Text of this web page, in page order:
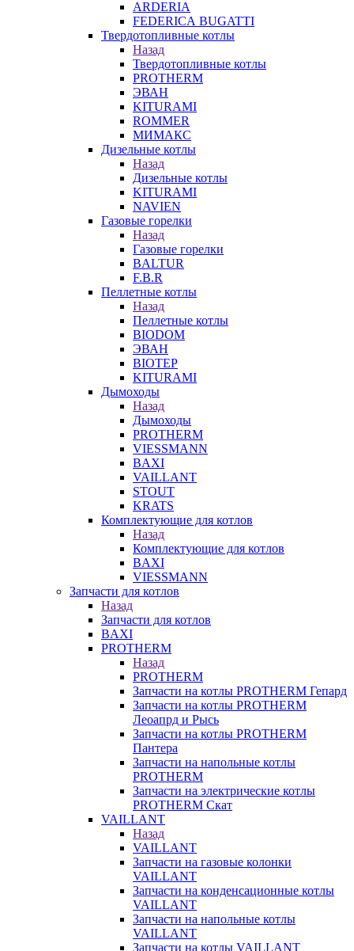
ARDERIA
FEDERICА BUGATTI
Твердотопливные котлы
Назад
Твердотопливные котлы
PROTHERM
ЭВАН
KITURAMI
ROMMER
МИМАКС
Дизельные котлы
Назад
Дизельные котлы
KITURAMI
NAVIEN
Газовые горелки
Назад
Газовые горелки
BALTUR
F.B.R
Пеллетные котлы
Назад
Пеллетные котлы
BIODOM
ЭВАН
BIOTEP
KITURAMI
Дымоходы
Назад
Дымоходы
PROTHERM
VIESSMANN
BAXI
VAILLANT
STOUT
KRATS
Комплектующие для котлов
Назад
Комплектующие для котлов
BAXI
VIESSMANN
Запчасти для котлов
Назад
Запчасти для котлов
BAXI
PROTHERM
Назад
PROTHERM
Запчасти на котлы PROTHERM Гепард
Запчасти на котлы PROTHERM
Леоапрд и Рысь
Запчасти на котлы PROTHERM
Пантера
Запчасти на напольные котлы
PROTHERM
Запчасти на электрические котлы
PROTHERM Скат
VAILLANT
Назад
VAILLANT
Запчасти на газовые колонки
VAILLANT
Запчасти на конденсационные котлы
VAILLANT
Запчасти на напольные котлы
VAILLANT
Запчасти на котлы VAILLANT